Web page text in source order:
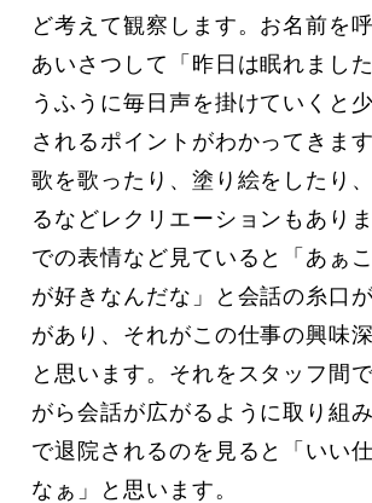
ど考えて観察します。お名前を
あいさつして「昨日は眠れまし
うふうに毎日声を掛けていくと
されるポイントがわかってきま
歌を歌ったり、塗り絵をしたり
るなどレクリエーションもあり
での表情など見ていると「あぁ
が好きなんだな」と会話の糸口
があり、それがこの仕事の興味
と思います。それをスタッフ間
がら会話が広がるように取り組
で退院されるのを見ると「いい
なぁ」と思います。